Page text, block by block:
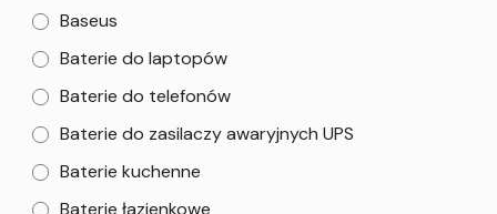
Baseus
Baterie do laptopów
Baterie do telefonów
Baterie do zasilaczy awaryjnych UPS
Baterie kuchenne
Baterie łazienkowe